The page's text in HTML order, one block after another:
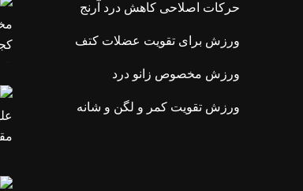
حرکات اصلاحی کاهش درد آرنج
ورزش برای تقویت عضلات کتف
ورزش مخصوص زانو درد
ورزش تقویت کمر و لگن و شانه